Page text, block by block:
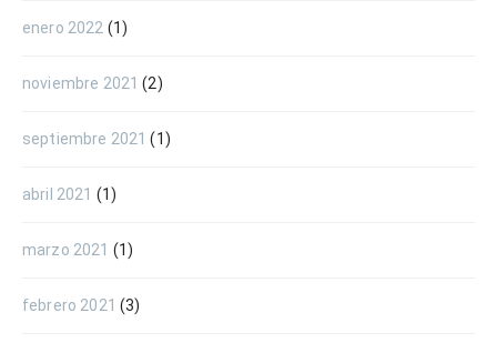
enero 2022 (1)
noviembre 2021 (2)
septiembre 2021 (1)
abril 2021 (1)
marzo 2021 (1)
febrero 2021 (3)